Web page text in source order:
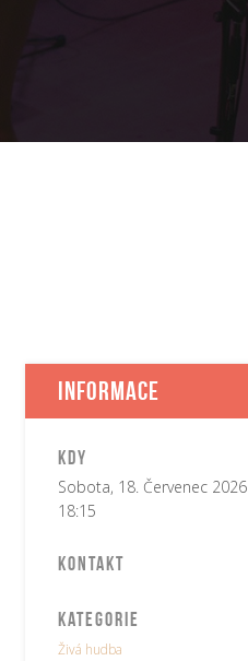
Informace
Kdy
Sobota, 18. Červenec 2026
18:15
Kontakt
Kategorie
Živá hudba